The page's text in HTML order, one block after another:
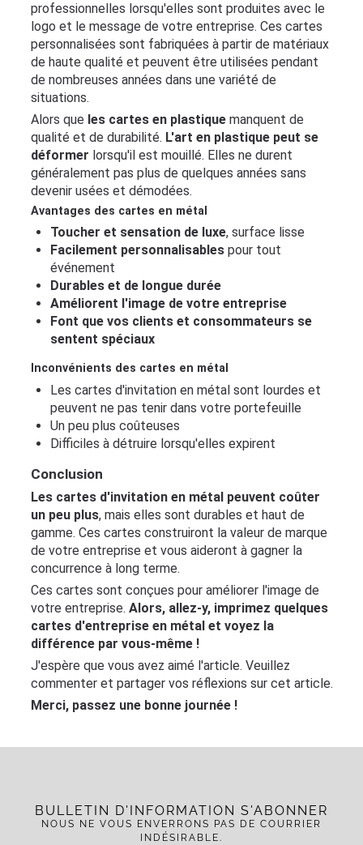
professionnelles lorsqu'elles sont produites avec le
logo et le message de votre entreprise. Ces cartes
personnalisées sont fabriquées à partir de matériaux
de haute qualité et peuvent être utilisées pendant
de nombreuses années dans une variété de
situations.
Alors que les cartes en plastiquemanquent de
qualité et de durabilité. L'art en plastique peut se
déformer lorsqu'il est mouillé. Elles ne durent
généralement pas plus de quelques années sans
devenir usées et démodées.
Avantages des cartes en métal
Toucher et sensation de luxe, surface lisse
Facilement personnalisablespour tout
événement
Durables et de longue durée
Améliorent l'image de votre entreprise
Font que vos clients et consommateurs se
sentent spéciaux
Inconvénients des cartes en métal
Les cartes d'invitation en métal sont lourdes et
peuvent ne pas tenir dans votre portefeuille
Un peu plus coûteuses
Difficiles à détruire lorsqu'elles expirent
Conclusion
Les cartes d'invitation en métal peuvent coûter
un peu plus, mais elles sont durables et haut de
gamme. Ces cartes construiront la valeur de marque
de votre entreprise et vous aideront à gagner la
concurrence à long terme.
Ces cartes sont conçues pour améliorer l'image de
votre entreprise. Alors, allez-y, imprimez quelques
cartes d'entreprise en métal et voyez la
différence par vous-même !
J'espère que vous avez aimé l'article. Veuillez
commenter et partager vos réflexions sur cet article.
Merci, passez une bonne journée !
BULLETIN D'INFORMATION S'ABONNER
NOUS NE VOUS ENVERRONS PAS DE COURRIER
INDÉSIRABLE.